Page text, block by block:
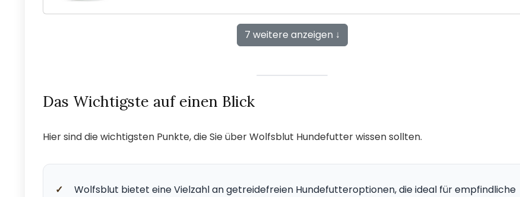
7 weitere anzeigen ↓
Das Wichtigste auf einen Blick
Hier sind die wichtigsten Punkte, die Sie über Wolfsblut Hundefutter wissen sollten.
✓
Wolfsblut bietet eine Vielzahl an getreidefreien Hundefutteroptionen, die ideal für empfindliche